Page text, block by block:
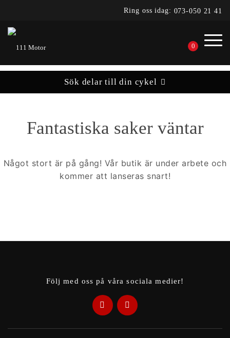
Ring oss idag: 073-050 21 41
0
Sök delar till din cykel
Fantastiska saker väntar
Något stort är på gång! Vår butik är under arbete och
kommer att lanseras snart!
Följ med oss på våra sociala medier!